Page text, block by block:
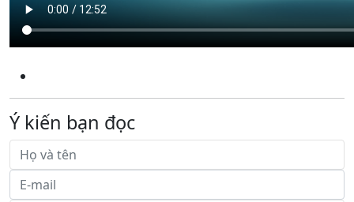
Ý kiến bạn đọc